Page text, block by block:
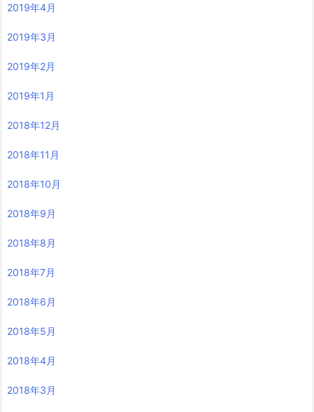
2019年4月
2019年3月
2019年2月
2019年1月
2018年12月
2018年11月
2018年10月
2018年9月
2018年8月
2018年7月
2018年6月
2018年5月
2018年4月
2018年3月